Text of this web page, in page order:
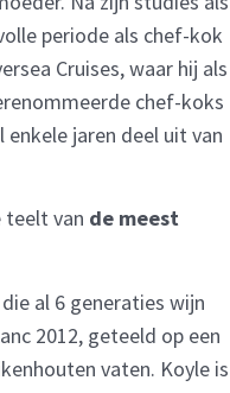
periode als chef-kok
Cruises, waar hij als
chef-koks
jaren deel uit van
teelt van de meest
al 6 generaties wijn
2012, geteeld op een
vaten. Koyle is